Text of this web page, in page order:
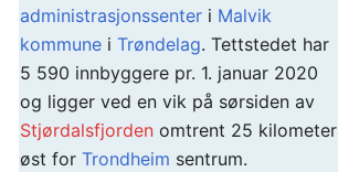
administrasjonssenter i Malvik
kommune i Trøndelag. Tettstedet har
5 590 innbyggere pr. 1. januar 2020
og ligger ved en vik på sørsiden av
Stjørdalsfjorden omtrent 25 kilometer
øst for Trondheim sentrum.